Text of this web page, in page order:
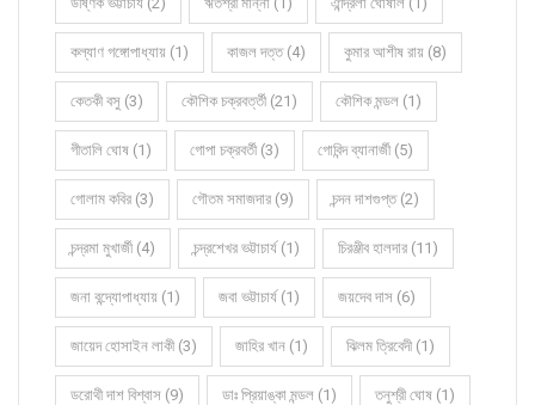
কল্যাণ গঙ্গোপাধ্যায় (1) কাজল দত্ত (4) কুমার আশীষ রায় (8)
কেতকী বসু (3) কৌশিক চক্রবর্ত্তী (21) কৌশিক মন্ডল (1)
গীতালি ঘোষ (1) গোপা চক্রবর্তী (3) গোবিন্দ ব্যানার্জী (5)
গোলাম কবির (3) গৌতম সমাজদার (9) চন্দন দাশগুপ্ত (2)
চন্দ্রমা মুখার্জী (4) চন্দ্রশেখর ভট্টাচার্য (1) চিরঞ্জীব হালদার (11)
জনা বন্দ্যোপাধ্যায় (1) জবা ভট্টাচার্য (1) জয়দেব দাস (6)
জায়েদ হোসাইন লাকী (3) জাহির খান (1) ঝিলম ত্রিবেদী (1)
ডরোথী দাশ বিশ্বাস (9) ডাঃ প্রিয়াঙ্কা মন্ডল (1) তনুশ্রী ঘোষ (1)